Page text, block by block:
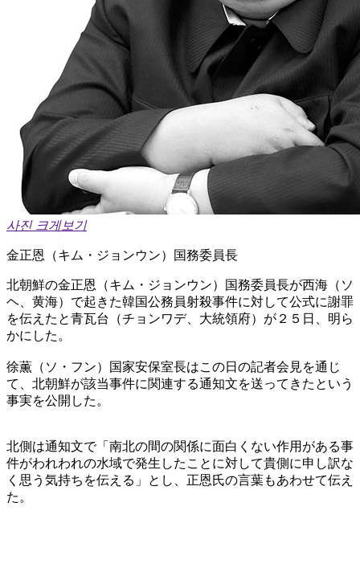
사진 크게보기
金正恩（キム・ジョンウン）国務委員長
北朝鮮の金正恩（キム・ジョンウン）国務委員長が西海（ソ
ヘ、黄海）で起きた韓国公務員射殺事件に対して公式に謝罪
を伝えたと青瓦台（チョンワデ、大統領府）が２５日、明ら
かにした。
徐薫（ソ・フン）国家安保室長はこの日の記者会見を通じ
て、北朝鮮が該当事件に関連する通知文を送ってきたという
事実を公開した。
北側は通知文で「南北の間の関係に面白くない作用がある事
件がわれわれの水域で発生したことに対して貴側に申し訳な
く思う気持ちを伝える」とし、正恩氏の言葉もあわせて伝え
た。